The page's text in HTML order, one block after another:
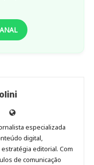
AnnySite
de
Anny
Malagolini
especializada
digital,
editorial. Com
de comunicação